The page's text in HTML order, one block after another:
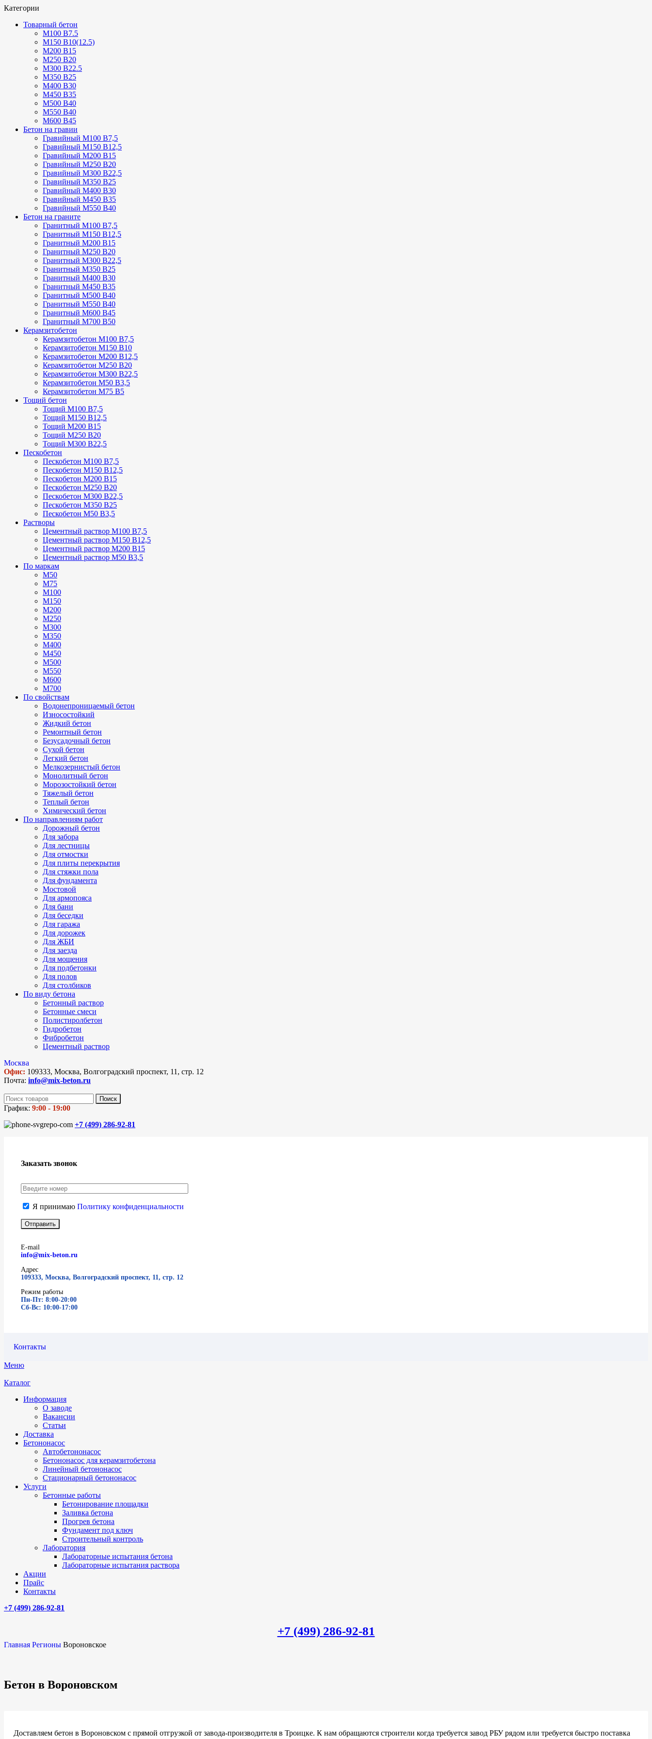
Категории
Товарный бетон
М100 В7.5
М150 В10(12.5)
М200 В15
М250 В20
М300 В22.5
М350 В25
М400 В30
М450 В35
М500 В40
М550 В40
М600 В45
Бетон на гравии
Гравийный М100 В7,5
Гравийный М150 В12,5
Гравийный М200 В15
Гравийный М250 В20
Гравийный М300 В22,5
Гравийный М350 В25
Гравийный М400 В30
Гравийный М450 В35
Гравийный М550 В40
Бетон на граните
Гранитный М100 В7,5
Гранитный М150 В12,5
Гранитный М200 В15
Гранитный М250 В20
Гранитный М300 В22,5
Гранитный М350 В25
Гранитный М400 В30
Гранитный М450 В35
Гранитный М500 В40
Гранитный М550 В40
Гранитный М600 В45
Гранитный М700 В50
Керамзитобетон
Керамзитобетон М100 В7,5
Керамзитобетон М150 В10
Керамзитобетон М200 В12,5
Керамзитобетон М250 В20
Керамзитобетон М300 В22,5
Керамзитобетон М50 В3,5
Керамзитобетон М75 В5
Тощий бетон
Тощий М100 В7,5
Тощий М150 В12,5
Тощий М200 В15
Тощий М250 В20
Тощий М300 В22,5
Пескобетон
Пескобетон М100 В7,5
Пескобетон М150 В12,5
Пескобетон М200 В15
Пескобетон М250 В20
Пескобетон М300 В22,5
Пескобетон М350 В25
Пескобетон М50 В3,5
Растворы
Цементный раствор М100 В7,5
Цементный раствор М150 В12,5
Цементный раствор М200 В15
Цементный раствор М50 В3,5
По маркам
М50
М75
М100
М150
М200
М250
М300
М350
М400
М450
М500
М550
М600
М700
По свойствам
Водонепроницаемый бетон
Износостойкий
Жидкий бетон
Ремонтный бетон
Безусадочный бетон
Сухой бетон
Легкий бетон
Мелкозернистый бетон
Монолитный бетон
Морозостойкий бетон
Тяжелый бетон
Теплый бетон
Химический бетон
По направлениям работ
Дорожный бетон
Для забора
Для лестницы
Для отмостки
Для плиты перекрытия
Для стяжки пола
Для фундамента
Мостовой
Для армопояса
Для бани
Для беседки
Для гаража
Для дорожек
Для ЖБИ
Для заезда
Для мощения
Для подбетонки
Для полов
Для столбиков
По виду бетона
Бетонный раствор
Бетонные смеси
Полистиролбетон
Гидробетон
Фибробетон
Цементный раствор
Москва
Офис: 109333, Москва, Волгоградский проспект, 11, стр. 12
Почта: info@mix-beton.ru
Поиск
График: 9:00 - 19:00
+7 (499) 286-92-81
Заказать звонок
Я принимаю Политику конфиденциальности
E-mail
info@mix-beton.ru
Адрес
109333, Москва, Волгоградский проспект, 11, стр. 12
Режим работы
Пн-Пт: 8:00-20:00
Сб-Вс: 10:00-17:00
Контакты
Меню
Каталог
Информация
О заводе
Вакансии
Статьи
Доставка
Бетононасос
Автобетононасос
Бетононасос для керамзитобетона
Линейный бетононасос
Стационарный бетононасос
Услуги
Бетонные работы
Бетонирование площадки
Заливка бетона
Прогрев бетона
Фундамент под ключ
Строительный контроль
Лаборатория
Лабораторные испытания бетона
Лабораторные испытания раствора
Акции
Прайс
Контакты
+7 (499) 286-92-81
+7 (499) 286-92-81
Главная Регионы Вороновское
Бетон в Вороновском
Доставляем бетон в Вороновском с прямой отгрузкой от завода-производителя в Троицке. К нам обращаются строители когда требуется завод РБУ рядом или требуется быстро поставка